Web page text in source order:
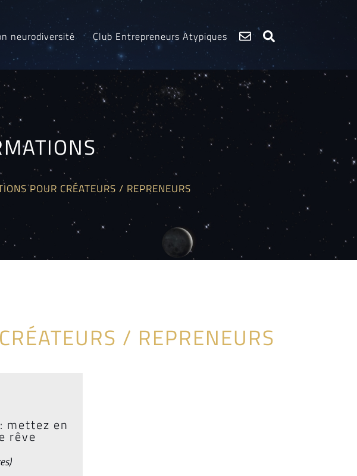
neurodiversité Club Entrepreneurs Atypiques
POUR CRÉATEURS / REPRENEURS
/ REPRENEURS
mettez en
rêve